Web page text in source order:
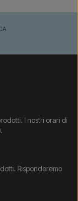
I nostri orari di
Risponderemo